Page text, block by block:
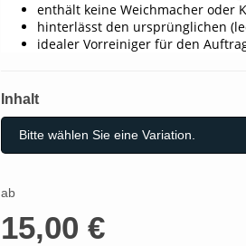
enthält keine Weichmacher oder
hinterlässt den ursprünglichen
idealer Vorreiniger für den
Inhalt
Inhalt
Bitte wählen Sie eine Variation.
ab
15,00 €